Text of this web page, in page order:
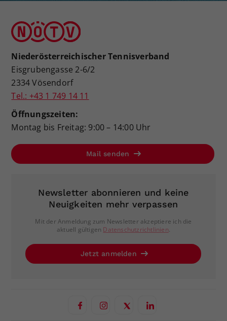
Niederösterreichischer Tennisverband
Eisgrubengasse 2-6/2
2334 Vösendorf
Tel.: +43 1 749 14 11
Öffnungszeiten:
Montag bis Freitag: 9:00 – 14:00 Uhr
Mail senden
Newsletter abonnieren und keine
Neuigkeiten mehr verpassen
Mit der Anmeldung zum Newsletter akzeptiere ich die
aktuell gültigen Datenschutzrichtlinien.
Jetzt anmelden